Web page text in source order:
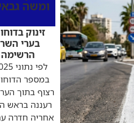
ומשה
זינוק
בערי
הרשימה
במספר
רצוף בתוך